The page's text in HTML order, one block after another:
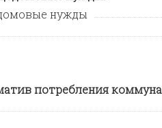
нужды
потребления